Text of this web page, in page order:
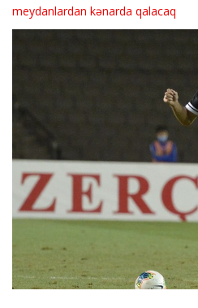
meydanlardan kənarda qalacaq